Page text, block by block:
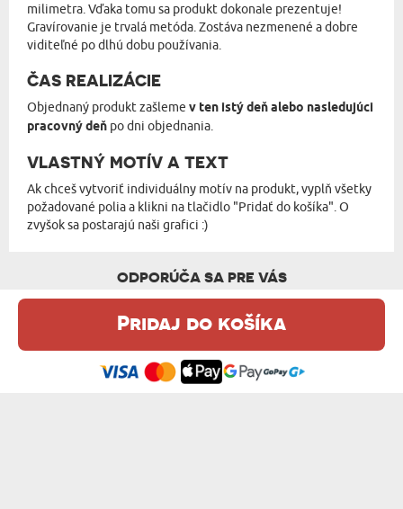
Pridaj do košíka
milimetra. Vďaka tomu sa produkt dokonale prezentuje!
Gravírovanie je trvalá metóda. Zostáva nezmenené a dobre
viditeľné po dlhú dobu používania.
ČAS REALIZÁCIE
Objednaný produkt zašleme v ten istý deň alebo nasledujúci
pracovný deň po dni objednania.
VLASTNÝ MOTÍV A TEXT
Ak chceš vytvoriť individuálny motív na produkt, vyplň všetky
požadované polia a klikni na tlačidlo "Pridať do košíka". O
zvyšok sa postarajú naši grafici :)
ODPORÚČA SA PRE VÁS
Táto webová stránka používa súbory cookie. Podrobné informácie o
tejto téme nájdete v našom %s.
zásadách používania súborov cookie
Súhlasím